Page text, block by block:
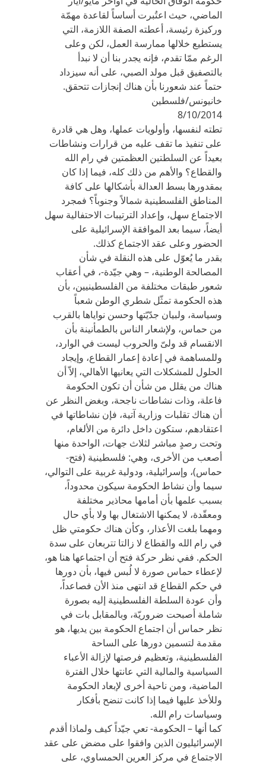
الماضي، حيث اعتُبرت أساساً لقاعدة مهمّة
وركيزة رئيسة، أعطته الصفة اللازمة، التي
يستطيع خلالها ممارسة العمل، لكن وعلى
الرغم ممّا تقدم، فإنه يجدر بنا أن لا نبدأ
بالتصفيق قبل مولد الصبي، على أنه سيزداد
حتماً عند شعورنا بأن هناك إنجازات تتحقق.
خانيونس/فلسطين
8/10/2014
تطته لنفسها، وأولويات عملها، وهل هي قادرة
على تنفيذ ما تقف عليه من قرارات ونشاطات
بعيداً عن السلطتين العظمتين في رام الله
والقطاع؟ والأهم من ذلك كله، فيما إذا كان
بمقدورها بسط العدالة بأشكالها على كافة
المناطق الفلسطينية شمالاً وجنوباً؟ فمجرد
الاجتماع سهل، وإعداد الترتيبات الاحتفالية سهل
أيضاً، سيما بعد الموافقة الإسرائيلية على
الحضور وعلى عقد الاجتماع كذلك.
بقدر ما يُعوّل على هذه النقلة في شأن
المصالحة الوطنية، – وهي جيّدة-، في أعقاب
شعور طبقات مختلفة من الفلسطينيين، بأن
هذه الحكومة تمثّل شطري الوطن شعباً
وسياسة، ولبيان جدّيّتها وحسن نواياها بالقرب
من حماس، ولإشعار الناس بالطمأنينة بأن
الانقسام قد ولىّ والحروب ليست في الوارد،
وللمساهمة في إعادة إعمار القطاع، وإيجاد
الحلول للمشكلات التي يعانيها الأهالي، إلاّ أن
هناك من يقلل من شأن أن تكون الحكومة
فاعلة، وذات نشاطات ناجحة، وبغض النظر عن
أن هناك تقلبات وزارية آتية، فإن نشاطاتها في
اعتقادهم، ستكون داخل دائرة من الألغام،
وتحت رصدٍ مباشر لثلاث جهات، الواحدة منها
أصعب من الأخرى، وهي: فلسطينية (فتح-
حماس)، وإسرائيلية، ودولية غربية على التوالي،
سيما وأن نشاط الحكومة سيكون محدوداً،
بسبب علمها بأن أمامها محاذير مختلفة
ومعقّدة، لا يمكنها الاشتغال بها ولا بأي حال
ومهما بلغت الأعذار، وكأن هناك حكومتي ظل
في رام الله والقطاع لا زالتا تتربعان على سدة
الحكم. ففي نظر حركة فتح أن اجتماعها هنا هو،
لإعطاء حماس صورة لا لُبس فيها، بأن دورها
في حكم القطاع قد انتهى منذ الأن فصاعداً،
وأن عودة السلطة الفلسطينية إليه بصورة
شاملة أصبحت ضروريّة، وبالمقابل بات في
نظر حماس أن اجتماع الحكومة بين يديها، هو
مقدمة لتسمين دورها على الساحة
الفلسطينية، وتعظيم فرصتها لإزالة الأعباء
السياسية والمالية التي عانتها خلال الفترة
الماضية، ومن ناحية أخرى لإبعاد الحكومة
وللأخذ عليها فيما إذا كانت تنضح بأفكار
وسياسات رام الله.
كما أنها – الحكومة- تعي جيّداً كيف ولماذا أقدم
الإسرائيليون الذين وافقوا على مضض على عقد
الاجتماع في مركز العرين الحمساوي، على